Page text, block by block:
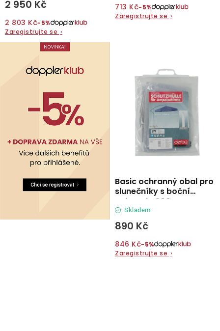
O nás
Kontakty
2 950 Kč
2 803 Kč−5%
Zaregistrujte se ›
713 Kč−5%
Zaregistrujte se ›
Basic ochranný obal pro
slunečníky s boční
nohou do 300 cm
Skladem
890 Kč
846 Kč−5%
Zaregistrujte se ›